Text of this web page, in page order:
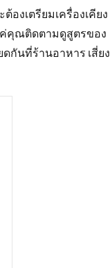
องเตรียมเครื่องเคียง
ค่คุณติดตามดูสูตรของ
กันที่ร้านอาหาร เสี่ยง